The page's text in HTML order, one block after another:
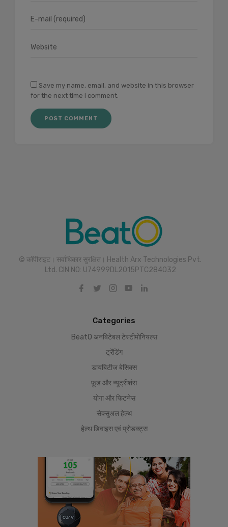
Save my name, email, and website in this browser
for the next time I comment.
© कॉपीराइट। सर्वाधिकार सुरक्षित। Health Arx Technologies Pvt.
Ltd. CIN NO: U74999DL2015PTC284032
Categories
BeatO अनबिटेबल टेस्टीमोनियल्स
ट्रेंडिंग
डायबिटीज बेसिक्स
फ़ूड और न्यूट्रीशंस
योगा और फिटनेस
सेक्सुअल हेल्थ
हेल्थ डिवाइस एवं प्रोडक्ट्स